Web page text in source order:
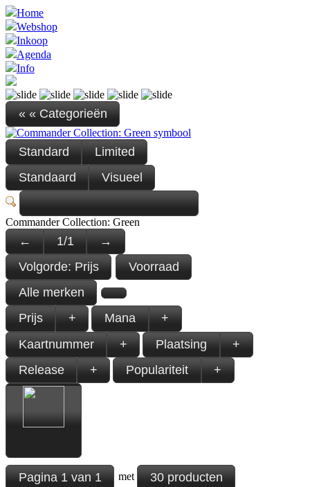
Home
Webshop
Inkoop
Agenda
Info
« « Categorieën
Standard
Limited
Standaard
Visueel
Commander Collection: Green
← 1/1
→
Volgorde: Prijs
Voorraad
Alle merken
Prijs
+ Mana
+
Kaartnummer
+ Plaatsing
+
Release
+ Populariteit +
Pagina1van1 met
30 producten